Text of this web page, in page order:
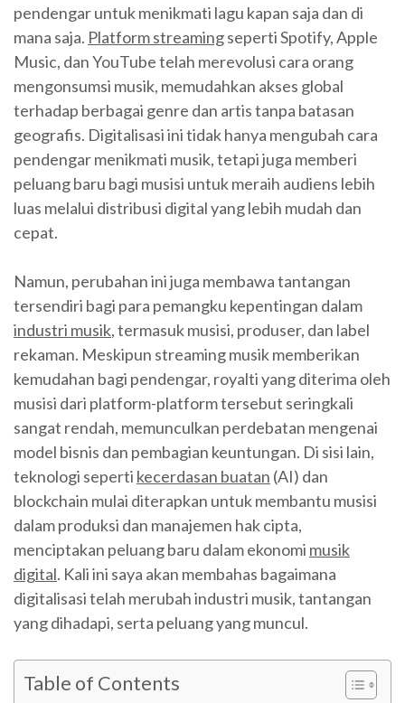
pendengar untuk menikmati lagu kapan saja dan di
mana saja. Platform streamingseperti Spotify, Apple
Music, dan YouTube telah merevolusi cara orang
mengonsumsi musik, memudahkan akses global
terhadap berbagai genre dan artis tanpa batasan
geografis. Digitalisasi ini tidak hanya mengubah cara
pendengar menikmati musik, tetapi juga memberi
peluang baru bagi musisi untuk meraih audiens lebih
luas melalui distribusi digital yang lebih mudah dan
cepat.
Namun, perubahan ini juga membawa tantangan
tersendiri bagi para pemangku kepentingan dalam
industri musik, termasuk musisi, produser, dan label
rekaman. Meskipun streaming musik memberikan
kemudahan bagi pendengar, royalti yang diterima oleh
musisi dari platform-platform tersebut seringkali
sangat rendah, memunculkan perdebatan mengenai
model bisnis dan pembagian keuntungan. Di sisi lain,
teknologi seperti kecerdasan buatan (AI) dan
blockchain mulai diterapkan untuk membantu musisi
dalam produksi dan manajemen hak cipta,
menciptakan peluang baru dalam ekonomi musik
digital. Kali ini saya akan membahas bagaimana
digitalisasi telah merubah industri musik, tantangan
yang dihadapi, serta peluang yang muncul.
Table of Contents